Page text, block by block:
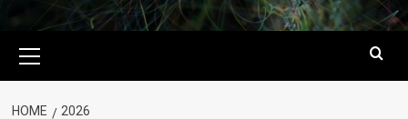
principale
HOME 2026